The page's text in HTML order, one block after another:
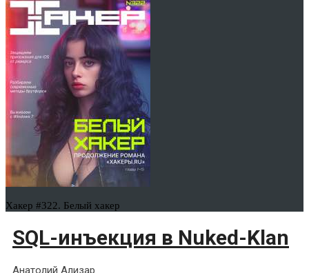
Хакер #322. Белый хакер
SQL-инъекция в Nuked-Klan
Анатолий Ализар